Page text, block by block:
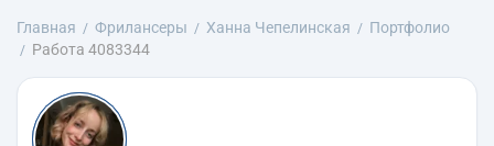
Главная Фрилансеры Ханна Чепелинская
Портфолио
Работа 4083344